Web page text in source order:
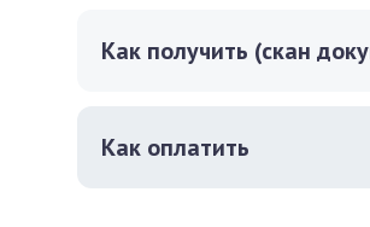
Как получить (скан
Как оплатить